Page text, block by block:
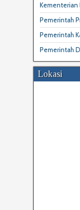
Kementerian
Pemerintah
Pemerintah
Pemerintah
Lokasi